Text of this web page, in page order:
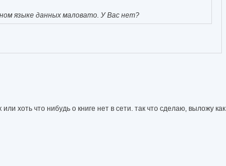
языке данных маловато. У Вас нет?
хоть что нибудь о книге нет в сети. так что сделаю, выложу как